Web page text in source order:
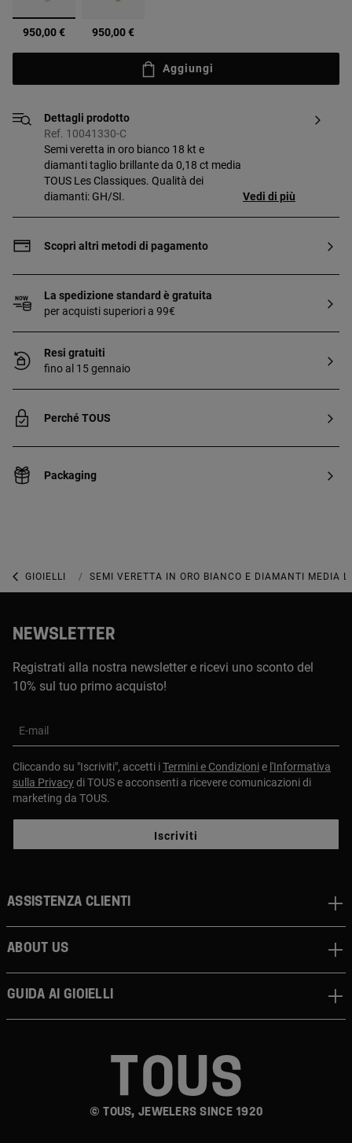
selezionato
950,00 € 950,00 €
Aggiungi
Dettagli prodotto
Ref. 10041330-C
Semi veretta in oro bianco 18 kt e
diamanti taglio brillante da 0,18 ct media
TOUS Les Classiques. Qualità dei
diamanti: GH/SI.
Vedi di più
Scopri altri metodi di pagamento
La spedizione standard è gratuita
per acquisti superiori a 99€
Resi gratuiti
fino al 15 gennaio
Perché TOUS
Packaging
GIOIELLI GIOIELLI IN ORO BIANCO
SEMI VERETTA IN ORO BIANCO E DIAMANTI MEDIA
NEWSLETTER
Registrati alla nostra newsletter e ricevi uno sconto del
10% sul tuo primo acquisto!
E-mail
Cliccando su "Iscriviti", accetti iTermini e Condizionie l'Informativa
sulla Privacydi TOUS e acconsenti a ricevere comunicazioni di
marketing da TOUS.
Iscriviti
© TOUS, JEWELERS SINCE 1920
Assistenza clienti
About us
Guida ai gioielli